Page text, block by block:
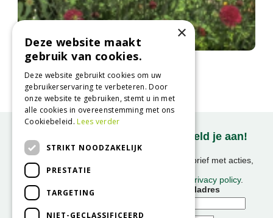
Knautia
Knautia macedonica
Onze nieuwsbrief ontvangen? Meld je aan!
Ontvang ongeveer 1x per week onze nieuwsbrief met acties,
We slaan uw gegevens op conform onze
privacy policy.
Voornaam
E-mailadres
×
Deze website maakt
gebruik van cookies.
Deze website gebruikt cookies om uw
gebruikerservaring te verbeteren. Door
onze website te gebruiken, stemt u in met
alle cookies in overeenstemming met ons
Cookiebeleid.Lees verder
STRIKT NOODZAKELIJK
PRESTATIE
TARGETING
NIET-GECLASSIFICEERD